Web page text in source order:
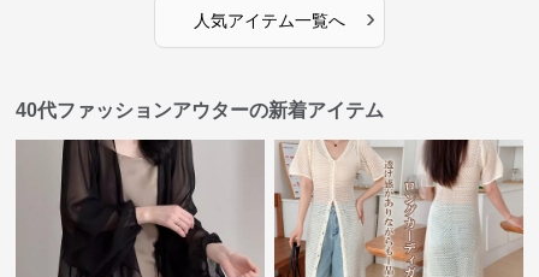
人気アイテム一覧へ ›
40代ファッションアウターの新着アイテム